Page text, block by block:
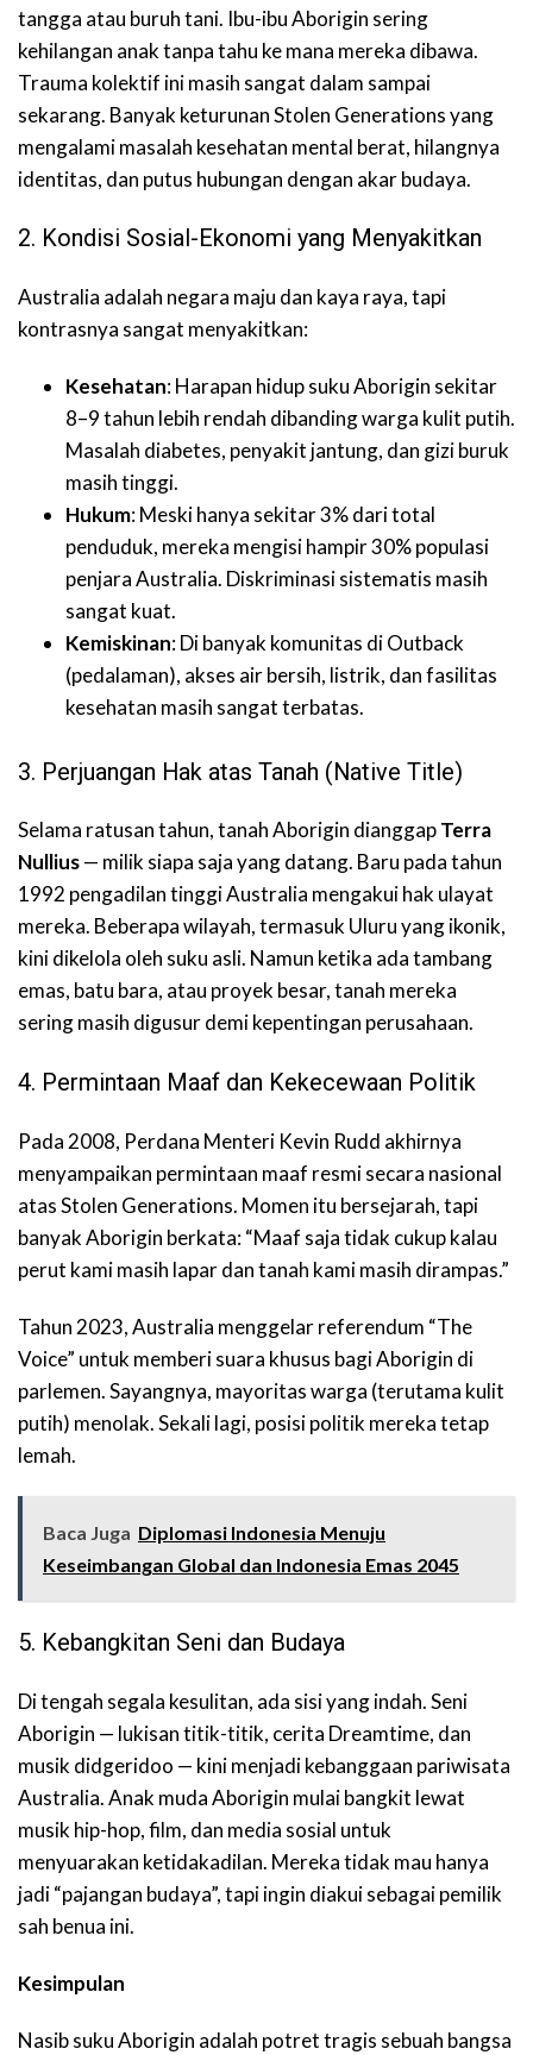
tangga atau buruh tani. Ibu-ibu Aborigin sering
kehilangan anak tanpa tahu ke mana mereka dibawa.
Trauma kolektif ini masih sangat dalam sampai
sekarang. Banyak keturunan Stolen Generations yang
mengalami masalah kesehatan mental berat, hilangnya
identitas, dan putus hubungan dengan akar budaya.
2. Kondisi Sosial-Ekonomi yang Menyakitkan
Australia adalah negara maju dan kaya raya, tapi
kontrasnya sangat menyakitkan:
Kesehatan: Harapan hidup suku Aborigin sekitar
8–9 tahun lebih rendah dibanding warga kulit putih.
Masalah diabetes, penyakit jantung, dan gizi buruk
masih tinggi.
Hukum: Meski hanya sekitar 3% dari total
penduduk, mereka mengisi hampir 30% populasi
penjara Australia. Diskriminasi sistematis masih
sangat kuat.
Kemiskinan: Di banyak komunitas di Outback
(pedalaman), akses air bersih, listrik, dan fasilitas
kesehatan masih sangat terbatas.
3. Perjuangan Hak atas Tanah (Native Title)
Selama ratusan tahun, tanah Aborigin dianggapTerra
Nullius— milik siapa saja yang datang. Baru pada tahun
1992 pengadilan tinggi Australia mengakui hak ulayat
mereka. Beberapa wilayah, termasuk Uluru yang ikonik,
kini dikelola oleh suku asli. Namun ketika ada tambang
emas, batu bara, atau proyek besar, tanah mereka
sering masih digusur demi kepentingan perusahaan.
4. Permintaan Maaf dan Kekecewaan Politik
Pada 2008, Perdana Menteri Kevin Rudd akhirnya
menyampaikan permintaan maaf resmi secara nasional
atas Stolen Generations. Momen itu bersejarah, tapi
banyak Aborigin berkata: “Maaf saja tidak cukup kalau
perut kami masih lapar dan tanah kami masih dirampas.”
Tahun 2023, Australia menggelar referendum “The
Voice” untuk memberi suara khusus bagi Aborigin di
parlemen. Sayangnya, mayoritas warga (terutama kulit
putih) menolak. Sekali lagi, posisi politik mereka tetap
lemah.
Baca Juga Diplomasi Indonesia Menuju
Keseimbangan Global dan Indonesia Emas 2045
5. Kebangkitan Seni dan Budaya
Di tengah segala kesulitan, ada sisi yang indah. Seni
Aborigin — lukisan titik-titik, cerita Dreamtime, dan
musik didgeridoo — kini menjadi kebanggaan pariwisata
Australia. Anak muda Aborigin mulai bangkit lewat
musik hip-hop, film, dan media sosial untuk
menyuarakan ketidakadilan. Mereka tidak mau hanya
jadi “pajangan budaya”, tapi ingin diakui sebagai pemilik
sah benua ini.
Kesimpulan
Nasib suku Aborigin adalah potret tragis sebuah bangsa